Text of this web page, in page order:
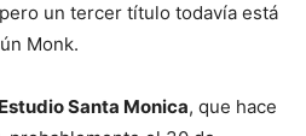
un tercer título todavía está
Monk.
Estudio Santa Monica, que hace